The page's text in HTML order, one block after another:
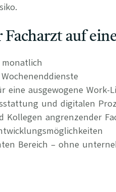
auf
ausgewogene Work-
und digitalen
angrenzender
Bereich – ohne